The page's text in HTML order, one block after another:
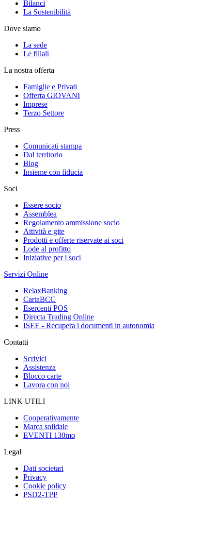
Bilanci
La Sostenibilità
Dove siamo
La sede
Le filiali
La nostra offerta
Famiglie e Privati
Offerta GIOVANI
Imprese
Terzo Settore
Press
Comunicati stampa
Dal territorio
Blog
Insieme con fiducia
Soci
Essere socio
Assemblea
Regolamento ammissione socio
Attività e gite
Prodotti e offerte riservate ai soci
Lode al profitto
Iniziative per i soci
Servizi Online
RelaxBanking
CartaBCC
Esercenti POS
Directa Trading Online
ISEE - Recupera i documenti in autonomia
Contatti
Scrivici
Assistenza
Blocco carte
Lavora con noi
LINK UTILI
Cooperativamente
Marca solidale
EVENTI 130mo
Legal
Dati societari
Privacy
Cookie policy
PSD2-TPP